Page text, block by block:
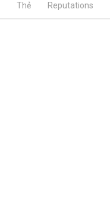
Thẻ Reputations